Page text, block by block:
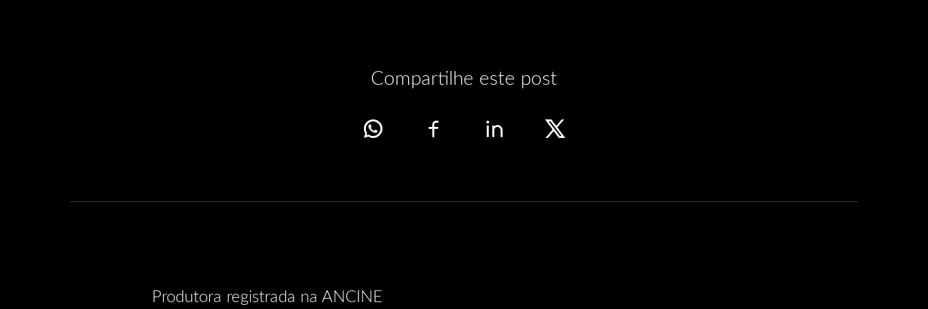
Compartilhe este post
Produtora registrada na ANCINE